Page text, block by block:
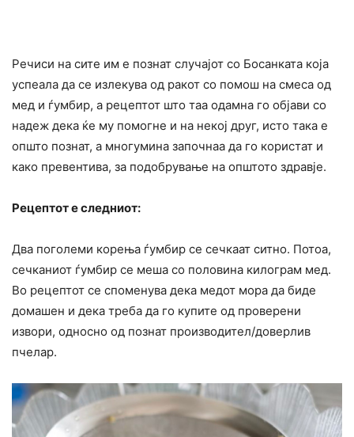
Речиси на сите им е познат случајот со Босанката која
успеала да се излекува од ракот со помош на смеса од
мед и ѓумбир, а рецептот што таа одамна го објави со
надеж дека ќе му помогне и на некој друг, исто така е
општо познат, а многумина започнаа да го користат и
како превентива, за подобрување на општото здравје.
Рецептот е следниот:
Два поголеми корења ѓумбир се сечкаат ситно. Потоа,
сечканиот ѓумбир се меша со половина килограм мед.
Во рецептот се споменува дека медот мора да биде
домашен и дека треба да го купите од проверени
извори, односно од познат производител/доверлив
пчелар.